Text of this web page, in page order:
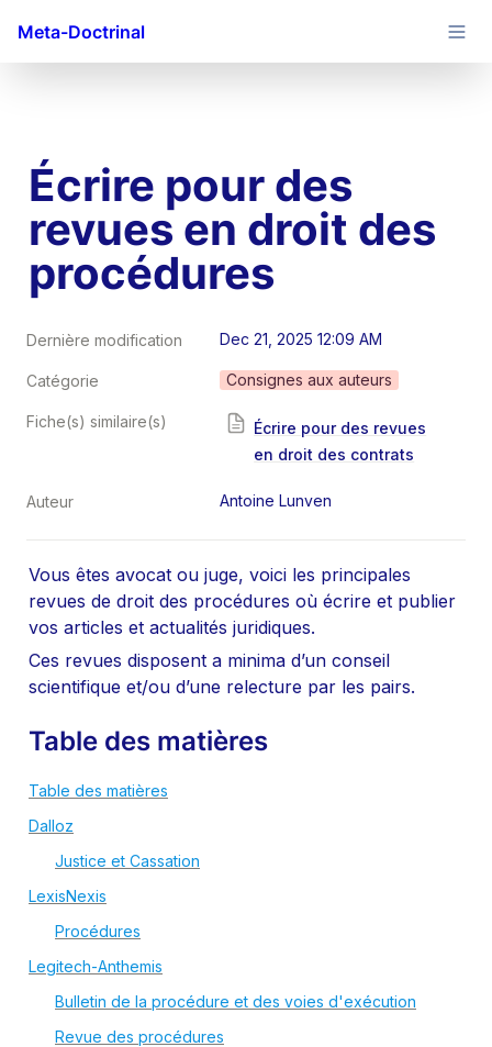
Meta-Doctrinal
Écrire pour des
revues en droit des
procédures
Dernière modification Dec 21, 2025 12:09 AM
Catégorie Consignes aux auteurs
Fiche(s) similaire(s)
Écrire pour des revues
en droit des contrats
Auteur Antoine Lunven
Vous êtes avocat ou juge, voici les principales
revues de droit des procédures où écrire et publier
vos articles et actualités juridiques.
Ces revues disposent a minima d’un conseil
scientifique et/ou d’une relecture par les pairs.
Table des matières
Table des matières
Dalloz
Justice et Cassation
LexisNexis
Procédures
Legitech-Anthemis
Bulletin de la procédure et des voies d'exécution
Revue des procédures